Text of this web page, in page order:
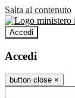
Salta al contenuto
Accedi
Accedi
button close ×